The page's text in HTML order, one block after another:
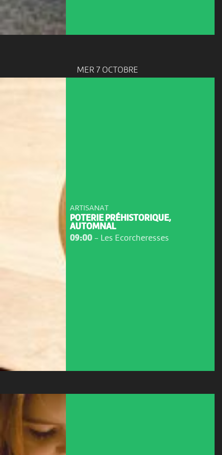
MER 7 OCTOBRE
ARTISANAT
POTERIE PRÉHISTORIQUE,
AUTOMNAL
09:00- Les Ecorcheresses